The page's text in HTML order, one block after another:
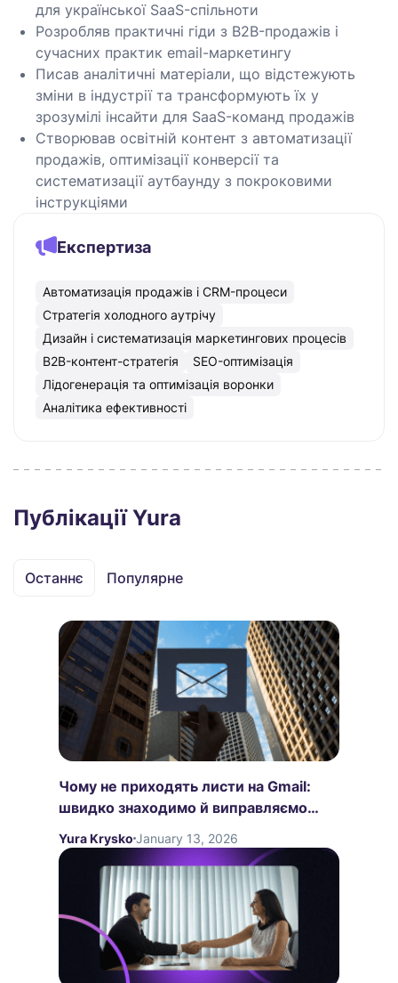
для української SaaS-спільноти
Розробляв практичні гіди з B2B-продажів і
сучасних практик email-маркетингу
Писав аналітичні матеріали, що відстежують
зміни в індустрії та трансформують їх у
зрозумілі інсайти для SaaS-команд продажів
Створював освітній контент з автоматизації
продажів, оптимізації конверсії та
систематизації аутбаунду з покроковими
інструкціями
Експертиза
Автоматизація продажів і CRM-процеси
Cтратегія холодного аутрічу
Дизайн і систематизація маркетингових процесів
B2B-контент-стратегія
SEO-оптимізація
Лідогенерація та оптимізація воронки
Аналітика ефективності
Публікації Yura
Останнє Популярне
Чому не приходять листи на Gmail:
швидко знаходимо й виправляємо
проблему
Yura Krysko January 13, 2026